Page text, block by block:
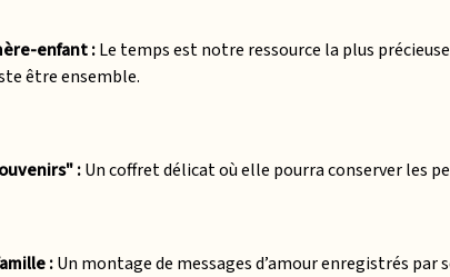
enfant :Le temps est notre ressource la plus
être ensemble.
:Un coffret délicat où elle pourra conserver les
:Un montage de messages d’amour enregistrés par